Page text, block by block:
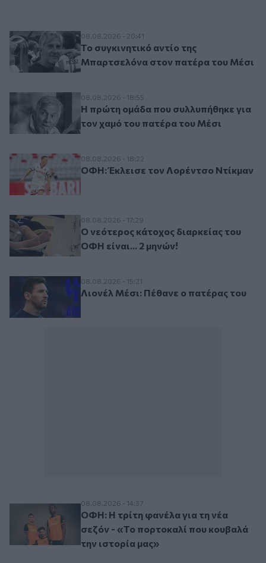
Το συγκινητικό αντίο της Μπαρτσελόνα
08.08.2026 - 20:41
Το συγκινητικό αντίο της
Μπαρτσελόνα στον πατέρα του Μέσι
Η πρώτη ομάδα που συλλυπήθηκε για
08.08.2026 - 18:55
Η πρώτη ομάδα που συλλυπήθηκε για
τον χαμό του πατέρα του Μέσι
ΟΦΗ: Έκλεισε τον Λορέντσο Ντίκμαν
08.08.2026 - 18:22
ΟΦΗ: Έκλεισε τον Λορέντσο Ντίκμαν
Ο νεότερος κάτοχος διαρκείας του ΟΦΗ
08.08.2026 - 17:29
Ο νεότερος κάτοχος διαρκείας του
ΟΦΗ είναι... 2 μηνών!
Λιονέλ Μέσι: Πέθανε ο πατέρας του
08.08.2026 - 15:21
Λιονέλ Μέσι: Πέθανε ο πατέρας του
ΟΦΗ: Η τρίτη φανέλα για τη νέα σεζόν -
08.08.2026 - 14:37
ΟΦΗ: Η τρίτη φανέλα για τη νέα
σεζόν - «Το πορτοκαλί που κουβαλά
την ιστορία μας»